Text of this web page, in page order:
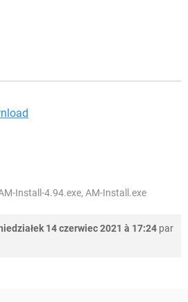
Install-4.94.exe, AM-Install.exe
14 czerwiec 2021 à 17:24 par